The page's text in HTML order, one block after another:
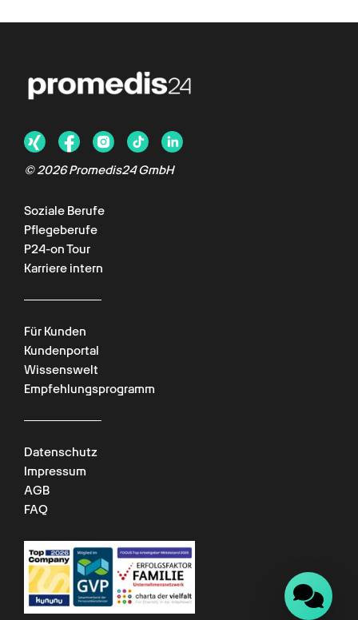
©2026Promedis24 GmbH
Soziale Berufe
Pflegeberufe
P24-on Tour
Karriere intern
Für Kunden
Kundenportal
Wissenswelt
Empfehlungsprogramm
Datenschutz
Impressum
AGB
FAQ